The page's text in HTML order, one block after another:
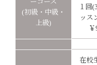
ーコース
(初級・中級・
上級)
１回
ッス
在校